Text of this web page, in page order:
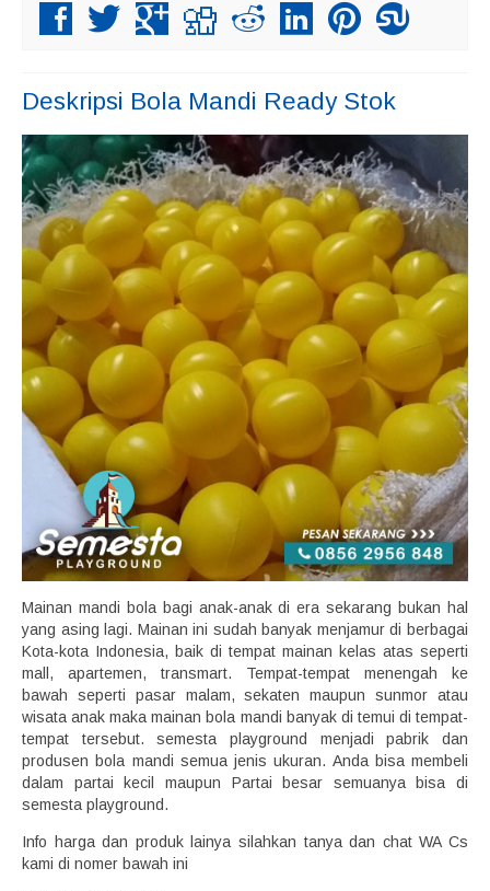
Deskripsi Bola Mandi Ready Stok
Mainan mandi bola bagi anak-anak di era sekarang bukan hal
yang asing lagi. Mainan ini sudah banyak menjamur di berbagai
Kota-kota Indonesia, baik di tempat mainan kelas atas seperti
mall, apartemen, transmart. Tempat-tempat menengah ke
bawah seperti pasar malam, sekaten maupun sunmor atau
wisata anak maka mainan bola mandi banyak di temui di tempat-
tempat tersebut. semesta playground menjadi pabrik dan
produsen bola mandi semua jenis ukuran. Anda bisa membeli
dalam partai kecil maupun Partai besar semuanya bisa di
semesta playground.
Info harga dan produk lainya silahkan tanya dan chat WA Cs
kami di nomer bawah ini